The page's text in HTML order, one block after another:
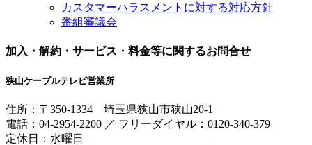
カスタマーハラスメントに対する対応方針
番組審議会
加入・解約・サービス・料金等に関するお問合せ
狭山ケーブルテレビ営業所
住所： 〒350-1334 埼玉県狭山市狭山20-1
電話： 04-2954-2200 ／ フリーダイヤル：0120-340-379
定休日：水曜日